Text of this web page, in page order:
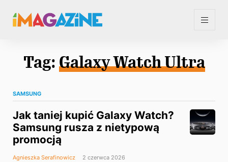
Tag: Galaxy Watch Ultra
SAMSUNG
Jak taniej kupić Galaxy Watch?
Samsung rusza z nietypową
promocją
Agnieszka Serafinowicz 2 czerwca 2026